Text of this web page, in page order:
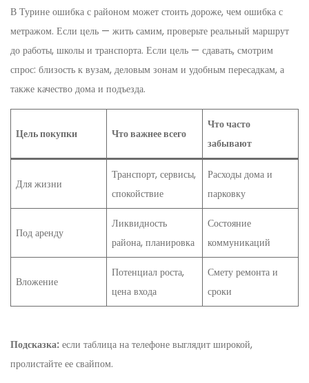
В Турине ошибка с районом может стоить дороже, чем ошибка с
метражом. Если цель — жить самим, проверьте реальный маршрут
до работы, школы и транспорта. Если цель — сдавать, смотрим
спрос: близость к вузам, деловым зонам и удобным пересадкам, а
также качество дома и подъезда.
Цель покупки Что важнее всего
Что часто
забывают
Для жизни
Транспорт, сервисы,
спокойствие
Расходы дома и
парковку
Под аренду
Ликвидность
района, планировка
Состояние
коммуникаций
Вложение
Потенциал роста,
цена входа
Смету ремонта и
сроки
Подсказка: если таблица на телефоне выглядит широкой,
пролистайте ее свайпом.